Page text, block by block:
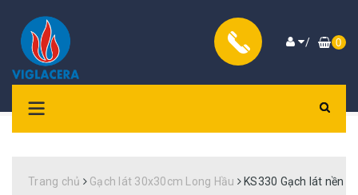
/ 0
Trang chủ Gạch lát 30x30cm Long Hầu KS330 Gạch lát nền